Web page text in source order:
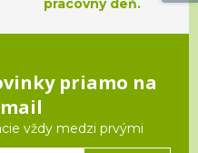
priamo na
vždy medzi prvými